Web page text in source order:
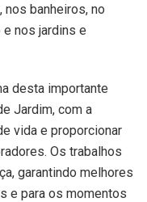
banheiros, no
nos jardins e
desta importante
Jardim, com a
vida e proporcionar
Os trabalhos
garantindo melhores
e para os momentos